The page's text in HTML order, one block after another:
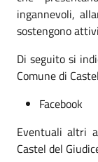
ingannevoli,
sostengono
Di seguito si
Comune di
Facebook
Eventuali altri
Castel del